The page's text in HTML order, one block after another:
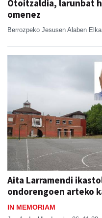
Berrozpeko Jesusen Alaben
Aita Larramendi
ondorengoen arteko
IN MEMORIAM
Jon Ander Ubeda